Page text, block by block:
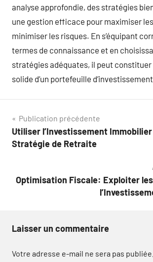
analyse approfondie, des stratégies
une gestion efficace pour maximiser
minimiser les risques. En s’équipant
termes de connaissance et en
stratégies adéquates, il peut
solide d’un portefeuille
Navigation
de
Publication précédente
Utiliser l’Investissement
Stratégie de Retraite
Optimisation Fiscale: Exploiter
Laisser un commentaire
Votre adresse e-mail ne sera pas publiée.